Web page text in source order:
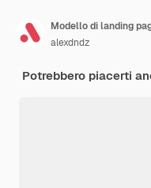
alexdndz
Potrebbero piacerti